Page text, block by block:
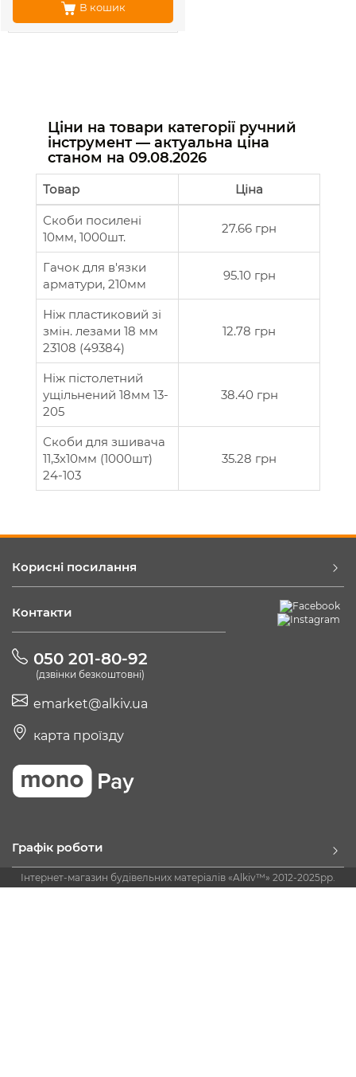
В кошик
Ціни на товари категорії ручний
інструмент — актуальна ціна
станом на 09.08.2026
Товар Ціна
Скоби посилені
10мм, 1000шт.
27.66 грн
Гачок для в'язки
арматури, 210мм
95.10 грн
Ніж пластиковий зі
змін. лезами 18 мм
23108 (49384)
12.78 грн
Ніж пістолетний
ущільнений 18мм 13-
205
38.40 грн
Скоби для зшивача
11,3х10мм (1000шт)
24-103
35.28 грн
Корисні посилання
Контакти
050 201-80-92
(дзвінки безкоштовні)
emarket@alkiv.ua
карта проїзду
Графік роботи
Інтернет-магазин будівельних матеріалів «Alkiv™» 2012-2025рр.